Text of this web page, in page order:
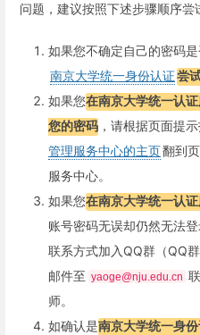
问题，建议按照下述步骤顺序尝
如果您不确定自己的密码
南京大学统一身份认证尝
如果您在南京大学统一认
您的密码 ，请根据页面提
管理服务中心的主页翻到
服务中心。
如果您在南京大学统一认
账号密码无误却仍然无法
联系方式加入QQ群（QQ群
邮件至 yaoge@nju.edu.cn
师。
如确认是南京大学统一身